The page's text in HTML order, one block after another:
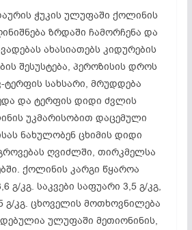
ჭუკის ულუფაში ქოლინის
ზრდაში ჩამორჩენა და
ახასიათებს კიდურების
შესუსტება, პეროზისის დროს
ტერფის სახსარი, მრუდდება
და ტერფის დიდი ძვლის
უკმარისობით დაცემული
ნახულობენ ცხიმის დიდი
ღვიძლში, თირკმელსა
ქოლინის კარგი წყაროა
გ/კგ. საკვები საფუარი 3,5 გ/კგ,
გ/კგ. ცხოველის მოთხოვნილება
ულუფაში მეთიონინის,